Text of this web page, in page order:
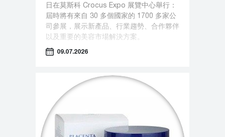
日在莫斯科 Crocus Expo 展覽中心舉行：
屆時將有來自 30 多個國家的 1700 多家公
司參展，展示新產品、行業趨勢、合作夥伴
以及重要的美容市場解決方案。
09.07.2026